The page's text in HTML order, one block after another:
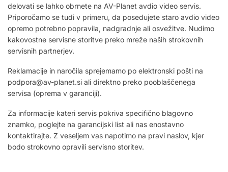
delovati se lahko obrnete na AV-Planet avdio video servis.
Priporočamo se tudi v primeru, da posedujete staro avdio video
opremo potrebno popravila, nadgradnje ali osvežitve. Nudimo
kakovostne servisne storitve preko mreže naših strokovnih
servisnih partnerjev.
Reklamacije in naročila sprejemamo po elektronski pošti na
podpora@av-planet.si ali direktno preko pooblaščenega
servisa (oprema v garanciji).
Za informacije kateri servis pokriva specifično blagovno
znamko, poglejte na garancijski list ali nas enostavno
kontaktirajte. Z veseljem vas napotimo na pravi naslov, kjer
bodo strokovno opravili servisno storitev.